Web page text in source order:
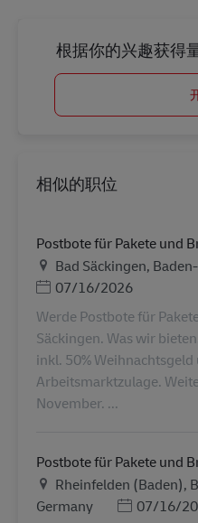
根据你的兴趣获得
相似的职位
Postbote für Pakete und
地点Bad Säckingen,
Posted Date
07/16/2026
Werde Postbote für
Säckingen. Was wir
inkl. 50%
Arbeitsmarktzulage.
November. ...
Postbote für Pakete und
地点Rheinfelden (Baden),
Germany
Posted Date
07/16/